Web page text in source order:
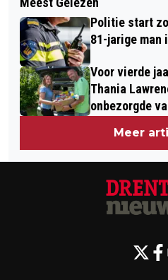
SCHERMEN OP
PLAATSEN TIJDENS
LUIDRUCHTIG
TT STAAT
INLOOPAVOND BIJ
HISTORISCHE
Politie start
81-jarige man
Voor vierde
Thania
onbezorgde
Meer